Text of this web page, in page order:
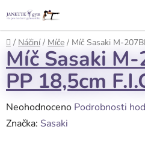
na
obsah
Domů
/ Náčiní / Míče / Míč Sasaki M-
Míč Sasaki
PP 18,5cm
Průměrné
hodnocení
Neohodnoceno Podrobnosti
Značka: Sasaki